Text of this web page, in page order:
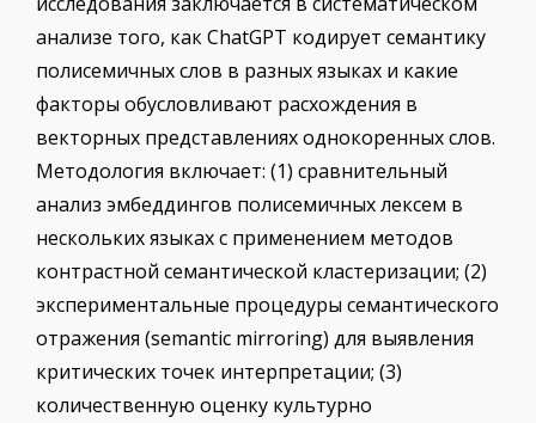
анализе того, как ChatGPT кодирует семантику
полисемичных слов в разных языках и какие
факторы обусловливают расхождения в
векторных представлениях однокоренных слов.
Методология включает: (1) сравнительный
анализ эмбеддингов полисемичных лексем в
нескольких языках с применением методов
контрастной семантической кластеризации; (2)
экспериментальные процедуры семантического
отражения (semantic mirroring) для выявления
критических точек интерпретации; (3)
количественную оценку культурно